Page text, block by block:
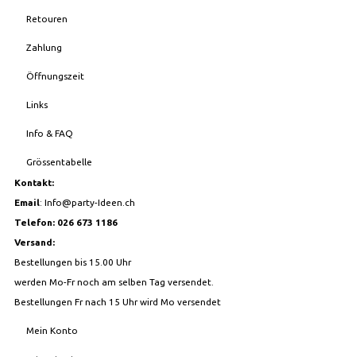
Retouren
Zahlung
Öffnungszeit
Links
Info & FAQ
Grössentabelle
Kontakt:
Email: Info@party-Ideen.ch
Telefon: 026 673 1186
Versand:
Bestellungen bis 15.00 Uhr
werden Mo-Fr noch am selben Tag versendet.
Bestellungen Fr nach 15 Uhr wird Mo versendet
Mein Konto